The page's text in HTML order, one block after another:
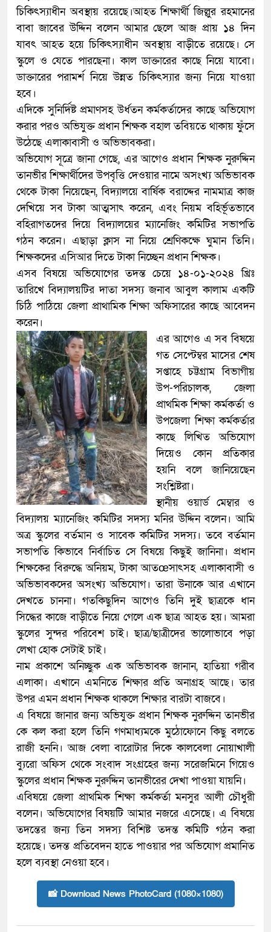
চিকিৎস্যাধীন অবস্থায় রয়েছে।আহত শিক্ষার্থী জিল্লুর রহমানের
বাবা জাবের উদ্দিন বলেন আমার ছেলে আজ প্রায় ১৪ দিন
যাবৎ আহত হয়ে চিকিৎস্যাধীন অবস্থায় বাড়ীতে রয়েছে। সে
স্কুলে ও যেতে পারছেনা। কাল ডাক্তারের কাছে নিয়ে যাবো।
ডাক্তারের পরামর্শ নিয়ে উন্নত চিকিৎস্যার জন্য নিয়ে যাওয়া
হবে।
এদিকে সুনির্দিষ্ট প্রমাণসহ উর্ধতন কর্মকর্তাদের কাছে অভিযোগ
করার পরও অভিযুক্ত প্রধান শিক্ষক বহাল তবিয়তে থাকায় ফুঁসে
উঠেছে এলাকাবাসী ও অভিভাবকরা।
অভিযোগ সূত্রে জানা গেছে, এর আগেও প্রধান শিক্ষক নুরুদ্দিন
তানভীর শিক্ষার্থীদের উপবৃত্তি দেওয়ার নামে অসংখ্য অভিভাবক
থেকে টাকা নিয়েছেন, বিদ্যালয়ে বার্ষিক বরাদ্দের নামমাত্র কাজ
দেখিয়ে সব টাকা আত্মসাৎ করেন, এবং নিয়ম বহির্ভূতভাবে
বহিরাগতদের দিয়ে বিদ্যালয়ের ম্যানেজিং কমিটির সভাপতি
গঠন করেন। এছাড়া ক্লাস না নিয়ে শ্রেণিকক্ষে ঘুমান তিনি।
শিক্ষকদের এসিআর দিতে টাকা নিচ্ছেন প্রধান শিক্ষক।
এসব বিষয়ে অভিযোগের তদন্ত চেয়ে ১৪-০১-২০২৪ খ্রিঃ
তারিখে বিদ্যালয়টির দাতা সদস্য জনাব আবুল কালাম একটি
চিঠি পাঠিয়ে জেলা প্রাথামিক শিক্ষা অফিসারের কাছে আবেদন
করেন।
এর আগেও এ সব বিষয়ে
গত সেপ্টেম্বর মাসের শেষ
সপ্তাহে চট্টগ্রাম বিভাগীয়
উপ-পরিচালক, জেলা
প্রাথমিক শিক্ষা কর্মকর্তা ও
উপজেলা শিক্ষা কর্মকর্তার
কাছে লিখিত অভিযোগ
দিয়েও কোন প্রতিকার
হয়নি বলে জানিয়েছেন
সংশ্লিষ্টরা।
স্থানীয় ওয়ার্ড মেম্বার ও
বিদ্যালয় ম্যানেজিং কমিটির সদস্য মনির উদ্দিন বলেন। আমি
অত্র স্কুলের বর্তমান ও সাবেক কমিটির সদস্য। তবে বর্তমান
সভাপতি কিভাবে নির্বাচিত সে বিষয়ে কিছুই জানিনা। প্রধান
শিক্ষকের বিরুদ্ধে অনিয়ম, টাকা আতœসাৎসহ এলাকাবাসী ও
অভিভাবকদের অসংখ্য অভিযোগ। তারা উনাকে আর এখানে
দেখতে চাননা। গতকিছুদিন আগেও তিনি দুই ছাত্রকে ধান
সিদ্ধের কাজে বাড়ীতে নিয়ে গেলে এক ছাত্র আহত হয়। আমরা
স্কুলের সুন্দর পরিবেশ চাই। ছাত্র/ছাত্রীদের ভালোভাবে পড়া
লেখা হোক সেটাই চাই।
নাম প্রকাশে অনিচ্ছুক এক অভিভাবক জানান, হাতিয়া গরীব
এলাকা। এখানে এমনিতে শিক্ষার প্রতি অনাগ্রহ আছে। তার
উপর এমন প্রধান শিক্ষক থাকলে শিক্ষার বারটা বাজবে।
এ বিষয়ে জানার জন্য অভিযুক্ত প্রধান শিক্ষক নুরুদ্দিন তানভীর
কে কল করা হলে তিনি গণমাধ্যমকে মুঠোফোনে কিছু বলতে
রাজী হননি। আজ বেলা বারোটার দিকে কালবেলা নোয়াখালী
ব্যুরো অফিস থেকে সংবাদ সংগ্রহের জন্য সরেজমিনে গিয়েও
স্কুলের প্রধান শিক্ষক নুরুদ্দিন তানভীরের দেখা পাওয়া যায়নি।
এবিষয়ে জেলা প্রাথমিক শিক্ষা কর্মকর্তা মনসুর আলী চৌধুরী
বলেন। অভিযোগের বিষয়টি আমার নজরে এসেছে। এ বিষয়ে
তদন্তের জন্য তিন সদস্য বিশিষ্ট তদন্ত কমিটি গঠন করা
হয়েছে। তদন্ত প্রতিবেদন হাতে পাওয়ার পর অভিযোগ প্রমানিত
হলে ব্যবস্থা নেওয়া হবে।
📸 Download News PhotoCard (1080×1080)